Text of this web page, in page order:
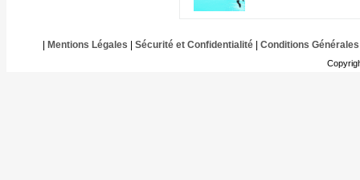
Mentions Légales Sécurité et Confidentialité| Conditions Générales